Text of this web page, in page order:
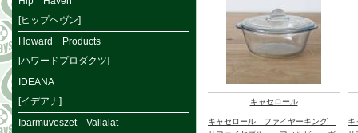
キャセロール
キャセロール ファイヤーキング
[ヒップヘヴン]
Howard Products
[ハワードプロダクツ]
IDEANA
[イデアナ]
Iparmuveszet Vallalat